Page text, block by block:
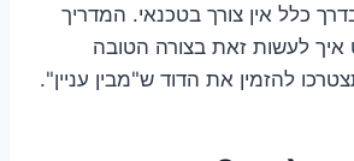
כלל אין צורך בטכנאי. המדריך
איך לעשות זאת בצורה הטובה
להזמין את הדוד ש"מבין עניין".